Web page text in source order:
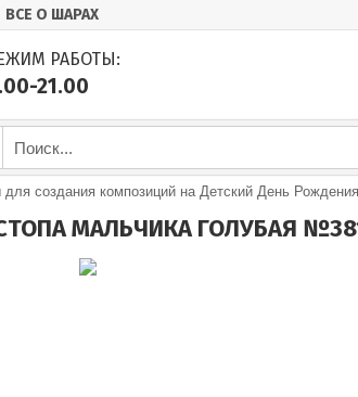
ВСЕ О ШАРАХ
РАБОТЫ:
21.00
создания композиций на Детский День Рождения
МАЛЬЧИКА ГОЛУБАЯ